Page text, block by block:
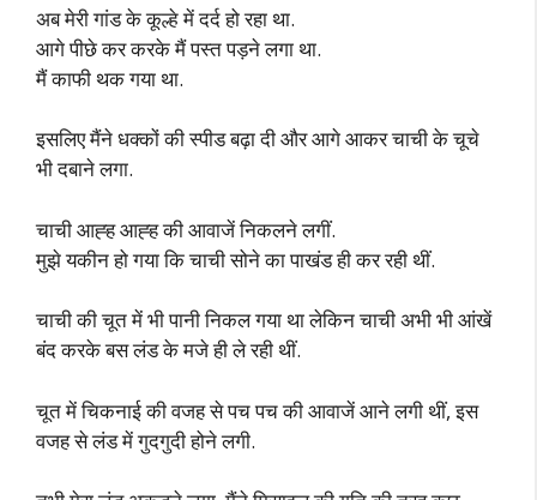
अब मेरी गांड के कूल्हे में दर्द हो रहा था.
आगे पीछे कर करके मैं पस्त पड़ने लगा था.
मैं काफी थक गया था.
इसलिए मैंने धक्कों की स्पीड बढ़ा दी और आगे आकर चाची के चूचे
भी दबाने लगा.
चाची आह्ह आह्ह की आवाजें निकलने लगीं.
मुझे यकीन हो गया कि चाची सोने का पाखंड ही कर रही थीं.
चाची की चूत में भी पानी निकल गया था लेकिन चाची अभी भी आंखें
बंद करके बस लंड के मजे ही ले रही थीं.
चूत में चिकनाई की वजह से पच पच की आवाजें आने लगी थीं, इस
वजह से लंड में गुदगुदी होने लगी.